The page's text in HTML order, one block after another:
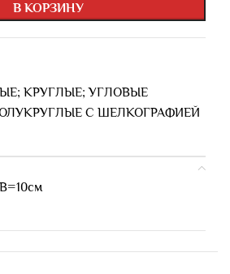
В КОРЗИНУ
КРУГЛЫЕ; УГЛОВЫЕ
С ШЕЛКОГРАФИЕЙ